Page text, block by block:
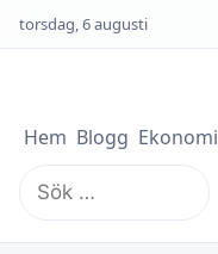
torsdag, 6 augusti
Hem Blogg Ekonomi
Sök
efter: